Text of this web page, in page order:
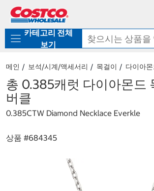
로
기
가
카테고리 전체
보기
메인 보석/시계/액세서리 목걸이 다이아
총 0.385캐럿 다이아몬드
버클
0.385CTW Diamond Necklace Everkle
상품 #684345